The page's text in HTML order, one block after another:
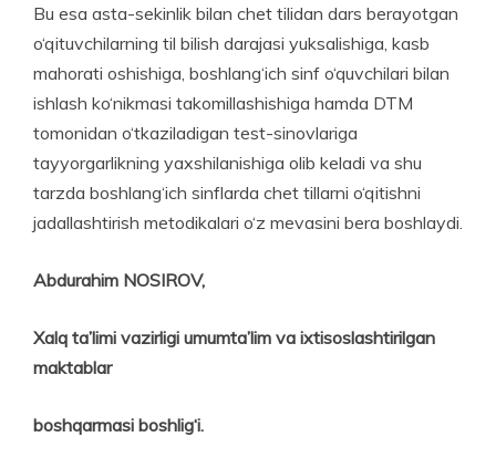
Bu esa asta-sekinlik bilan chet tilidan dars berayotgan
o‘qituvchilarning til bilish darajasi yuksalishiga, kasb
mahorati oshishiga, boshlang‘ich sinf o‘quvchilari bilan
ishlash ko‘nikmasi takomillashishiga hamda DTM
tomonidan o‘tkaziladigan test-sinovlariga
tayyorgarlikning yaxshilanishiga olib keladi va shu
tarzda boshlang‘ich sinflarda chet tillarni o‘qitishni
jadallashtirish metodikalari o‘z mevasini bera boshlaydi.
Abdurahim NOSIROV,
Xalq ta’limi vazirligi umumta’lim va ixtisoslashtirilgan
maktablar
boshqarmasi boshlig‘i.